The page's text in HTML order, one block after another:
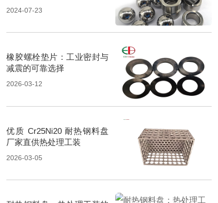
2024-07-23
橡胶螺栓垫片：工业密封与
减震的可靠选择
2026-03-12
优质 Cr25Ni20 耐热钢料盘
厂家直供热处理工装
2026-03-05